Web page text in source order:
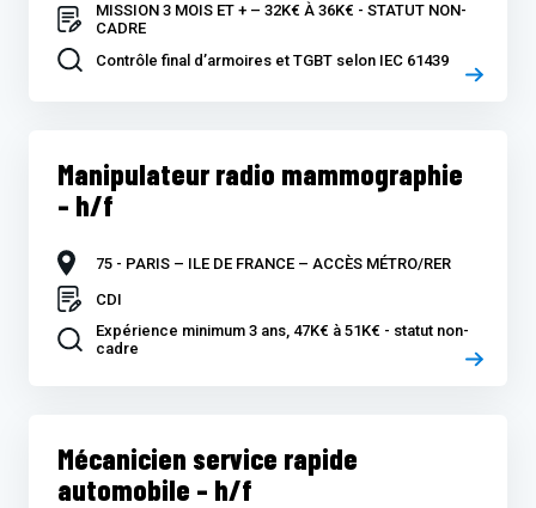
MISSION 3 MOIS ET + – 32K€ À 36K€ - STATUT NON-
CADRE
Contrôle final d’armoires et TGBT selon IEC 61439
Manipulateur radio mammographie
– h/f
75 - PARIS – ILE DE FRANCE – ACCÈS MÉTRO/RER
CDI
Expérience minimum 3 ans, 47K€ à 51K€ - statut non-
cadre
Mécanicien service rapide
automobile – h/f